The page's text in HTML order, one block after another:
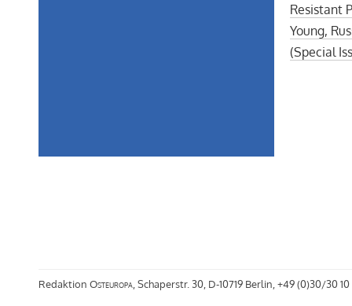
Resistant
Young,
(Special
Redaktion Osteuropa, Schaperstr. 30, D-10719 Berlin, +49 (0)30/30